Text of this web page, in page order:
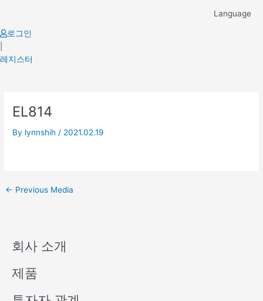
content
Language
로그인
레지스터
EL814
By lynnshih / 2021.02.19
navigation
← Previous Media
회사 소개
제품